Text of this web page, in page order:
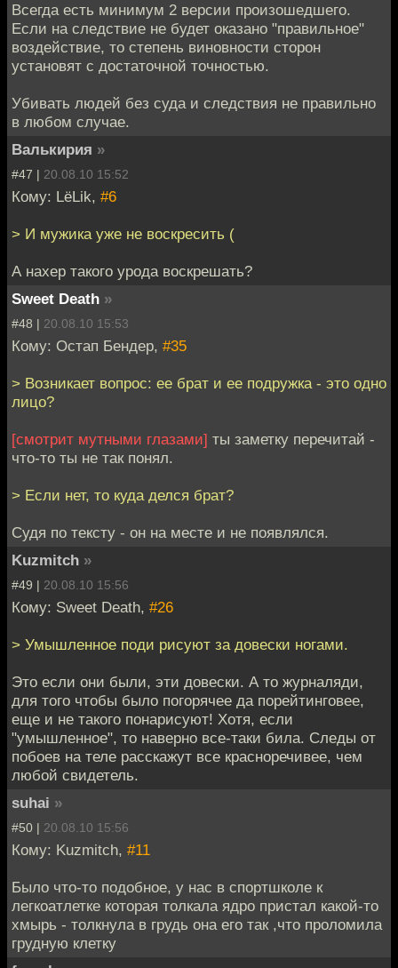
Всегда есть минимум 2 версии произошедшего.
Если на следствие не будет оказано "правильное"
воздействие, то степень виновности сторон
установят с достаточной точностью.
Убивать людей без суда и следствия не правильно
в любом случае.
Валькирия »
#47 | 20.08.10 15:52
Кому: LёLik, #6
> И мужика уже не воскресить (
А нахер такого урода воскрешать?
Sweet Death »
#48 | 20.08.10 15:53
Кому: Остап Бендер, #35
> Возникает вопрос: ее брат и ее подружка - это одно
лицо?
[смотрит мутными глазами] ты заметку перечитай -
что-то ты не так понял.
> Если нет, то куда делся брат?
Судя по тексту - он на месте и не появлялся.
Kuzmitch »
#49 | 20.08.10 15:56
Кому: Sweet Death, #26
> Умышленное поди рисуют за довески ногами.
Это если они были, эти довески. А то журналяди,
для того чтобы было погорячее да порейтинговее,
еще и не такого понарисуют! Хотя, если
"умышленное", то наверно все-таки била. Следы от
побоев на теле расскажут все красноречивее, чем
любой свидетель.
suhai »
#50 | 20.08.10 15:56
Кому: Kuzmitch, #11
Было что-то подобное, у нас в спортшколе к
легкоатлетке которая толкала ядро пристал какой-то
хмырь - толкнула в грудь она его так ,что проломила
грудную клетку